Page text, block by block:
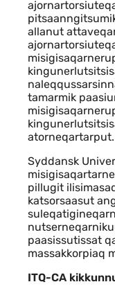
allanut
tamarmik
atorneqartarput.
Syddansk
pillugit
katsorsaasut
paasissutissat
massakkorpiaq
ITQ-CA